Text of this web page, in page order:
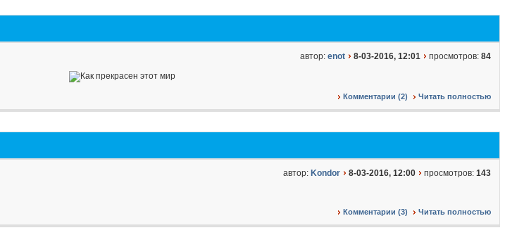
автор: enot 8-03-2016, 12:01 просмотров: 84
Комментарии (2) Читать полностью
автор: Kondor 8-03-2016, 12:00 просмотров: 143
Комментарии (3) Читать полностью